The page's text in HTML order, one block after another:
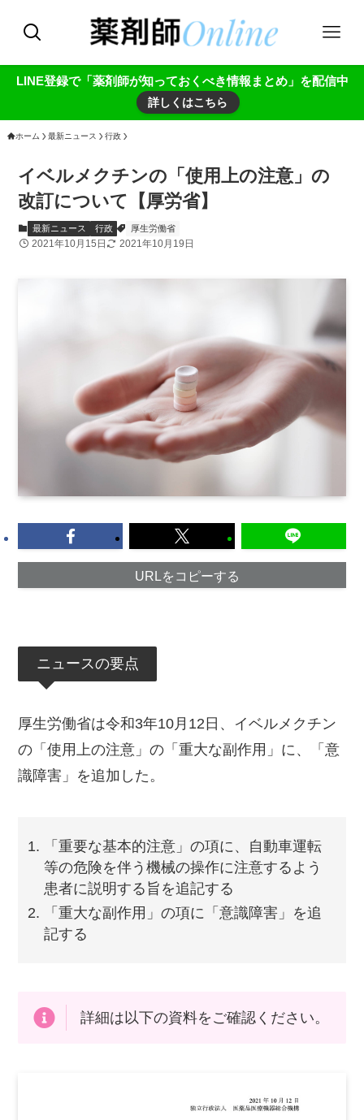
LINE登録で「薬剤師が知っておくべき情報まとめ」を配信中
詳しくはこちら
ホーム 最新ニュース 行政
イベルメクチンの「使用上の注意」の
改訂について【厚労省】
最新ニュース 行政 厚生労働省
2021年10月15日 2021年10月19日
URLをコピーする
ニュースの要点
厚生労働省は令和3年10月12日、イベルメクチン
の「使用上の注意」の「重大な副作用」に、「意
識障害」を追加した。
「重要な基本的注意」の項に、自動車運転
等の危険を伴う機械の操作に注意するよう
患者に説明する旨を追記する
「重大な副作用」の項に「意識障害」を追
記する
詳細は以下の資料をご確認ください。